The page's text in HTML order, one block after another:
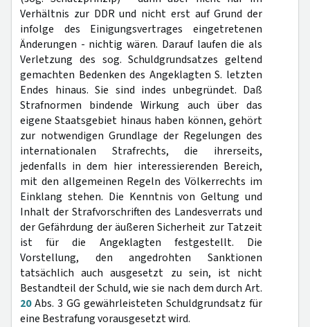
Verhältnis zur DDR und nicht erst auf Grund der
infolge des Einigungsvertrages eingetretenen
Änderungen - nichtig wären. Darauf laufen die als
Verletzung des sog. Schuldgrundsatzes geltend
gemachten Bedenken des Angeklagten S. letzten
Endes hinaus. Sie sind indes unbegründet. Daß
Strafnormen bindende Wirkung auch über das
eigene Staatsgebiet hinaus haben können, gehört
zur notwendigen Grundlage der Regelungen des
internationalen Strafrechts, die ihrerseits,
jedenfalls in dem hier interessierenden Bereich,
mit den allgemeinen Regeln des Völkerrechts im
Einklang stehen. Die Kenntnis von Geltung und
Inhalt der Strafvorschriften des Landesverrats und
der Gefährdung der äußeren Sicherheit zur Tatzeit
ist für die Angeklagten festgestellt. Die
Vorstellung, den angedrohten Sanktionen
tatsächlich auch ausgesetzt zu sein, ist nicht
Bestandteil der Schuld, wie sie nach dem durch Art.
20Abs. 3 GG gewährleisteten Schuldgrundsatz für
eine Bestrafung vorausgesetzt wird.